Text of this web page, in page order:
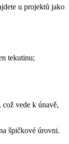
u projektů jako
tekutinu;
vede k únavě,
špičkové úrovni.